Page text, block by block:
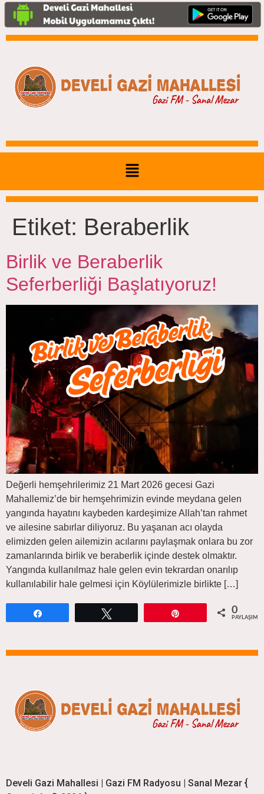
Etiket: Beraberlik
Birlik ve Beraberlik
Seferberliği Başlatıyoruz!
Değerli hemşehrilerimiz 21 Mart 2026 gecesi Gazi
Mahallemiz’de bir hemşehrimizin evinde meydana gelen
yangında hayatını kaybeden kardeşimize Allah’tan rahmet
ve ailesine sabırlar diliyoruz. Bu yaşanan acı olayda
elimizden gelen ailemizin acılarını paylaşmak onlara bu zor
zamanlarında birlik ve beraberlik içinde destek olmaktır.
Yangında kullanılmaz hale gelen evin tekrardan onarılıp
kullanılabilir hale gelmesi için Köylülerimizle birlikte […]
0
Develi Gazi Mahallesi | Gazi FM Radyosu | Sanal Mezar {